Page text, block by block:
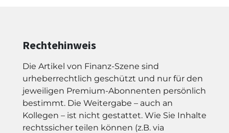
Rechtehinweis
Die Artikel von Finanz-Szene sind
urheberrechtlich geschützt und nur für den
jeweiligen Premium-Abonnenten persönlich
bestimmt. Die Weitergabe – auch an
Kollegen – ist nicht gestattet. Wie Sie Inhalte
rechtssicher teilen können (z.B. via